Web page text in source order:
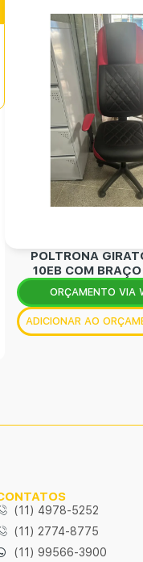
POLTRONA
10EB COM
ORÇAMENTO VIA
ADICIONAR AO
(11) 4978-5252
(11) 2774-8775
(11) 99566-3900